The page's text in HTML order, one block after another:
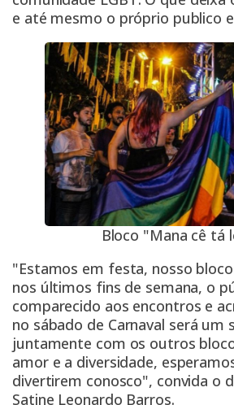
e até mesmo o próprio publico
Bloco "Mana cê tá
"Estamos em festa, nosso
nos últimos fins de semana, o
comparecido aos encontros e
no sábado de Carnaval será um
juntamente com os outros
amor e a diversidade,
divertirem conosco", convida o
Satine Leonardo Barros.